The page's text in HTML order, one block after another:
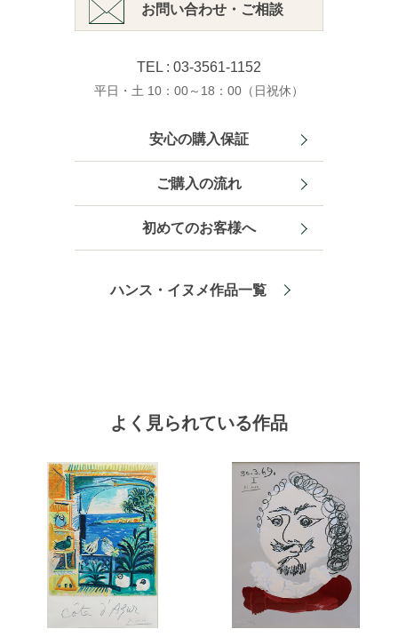
お問い合わせ・ご相談
TEL : 03-3561-1152
平日・土 10：00～18：00（日祝休）
安心の購入保証
ご購入の流れ
初めてのお客様へ
ハンス・イヌメ作品一覧
よく見られている作品